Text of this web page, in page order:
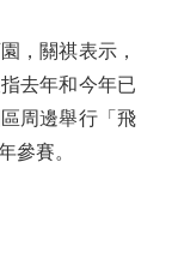
，關祺表示，
去年和今年已
周邊舉行「飛
參賽。